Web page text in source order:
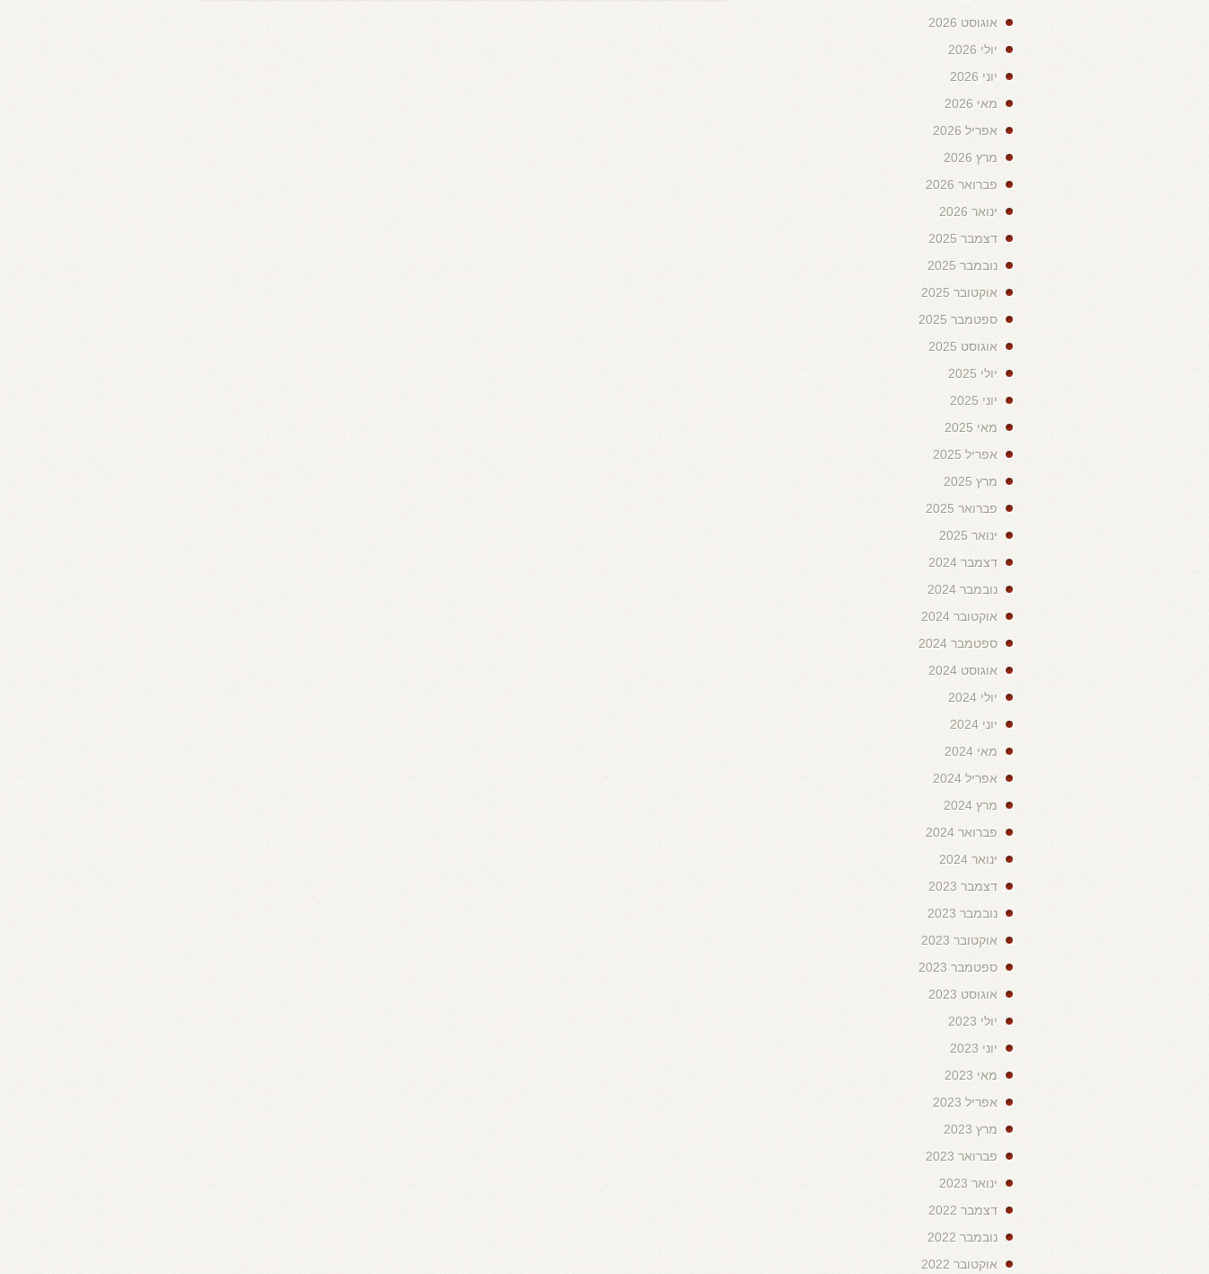
אוגוסט 2026
יולי 2026
יוני 2026
מאי 2026
אפריל 2026
מרץ 2026
פברואר 2026
ינואר 2026
דצמבר 2025
נובמבר 2025
אוקטובר 2025
ספטמבר 2025
אוגוסט 2025
יולי 2025
יוני 2025
מאי 2025
אפריל 2025
מרץ 2025
פברואר 2025
ינואר 2025
דצמבר 2024
נובמבר 2024
אוקטובר 2024
ספטמבר 2024
אוגוסט 2024
יולי 2024
יוני 2024
מאי 2024
אפריל 2024
מרץ 2024
פברואר 2024
ינואר 2024
דצמבר 2023
נובמבר 2023
אוקטובר 2023
ספטמבר 2023
אוגוסט 2023
יולי 2023
יוני 2023
מאי 2023
אפריל 2023
מרץ 2023
פברואר 2023
ינואר 2023
דצמבר 2022
נובמבר 2022
אוקטובר 2022